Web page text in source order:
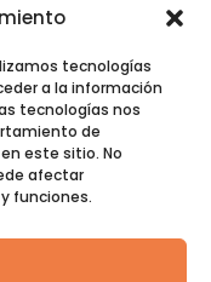
tecnologías
a la información
tecnologías nos
de
este sitio. No
afectar
funciones.